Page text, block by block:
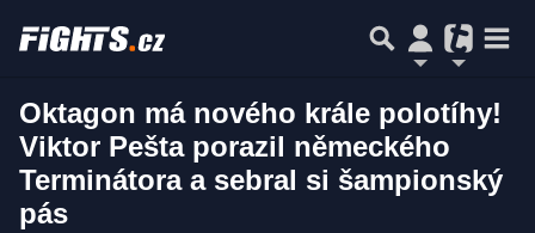
Oktagon má nového krále polotíhy!
Viktor Pešta porazil německého
Terminátora a sebral si šampionský
pás